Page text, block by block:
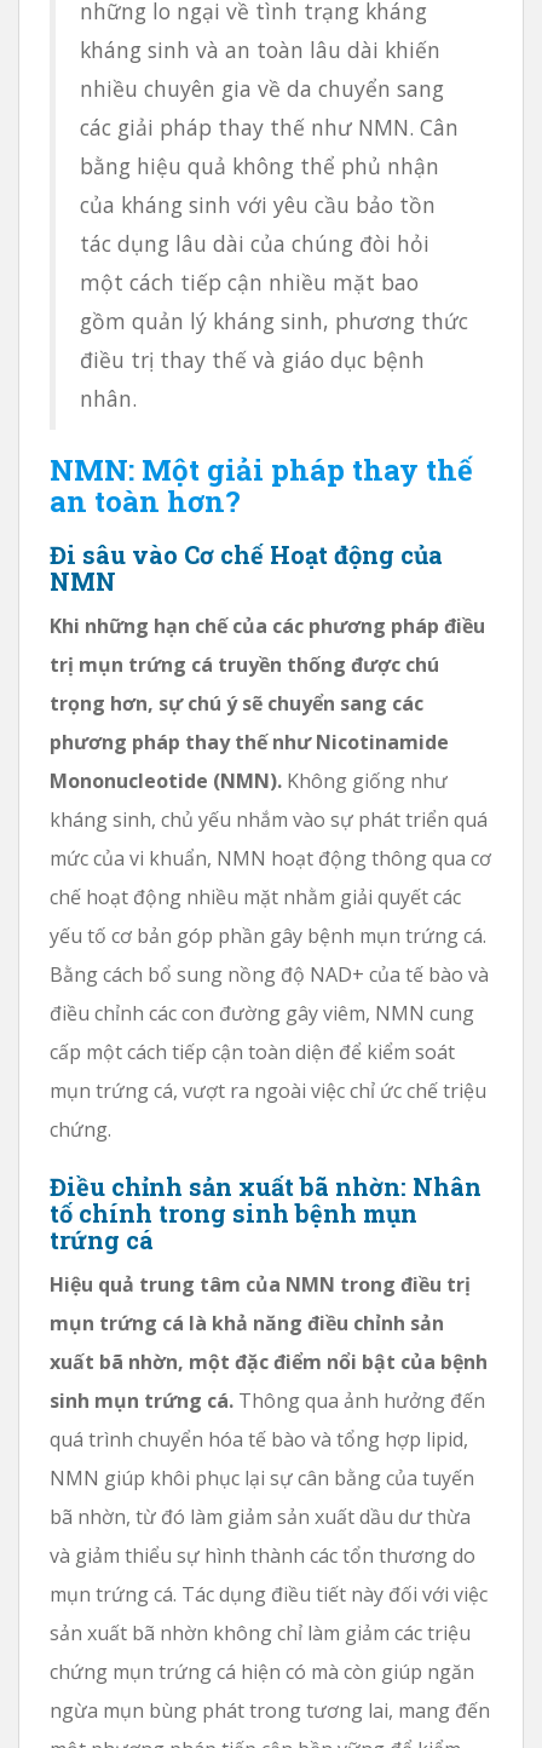
những lo ngại về tình trạng kháng
kháng sinh và an toàn lâu dài khiến
nhiều chuyên gia về da chuyển sang
các giải pháp thay thế như NMN. Cân
bằng hiệu quả không thể phủ nhận
của kháng sinh với yêu cầu bảo tồn
tác dụng lâu dài của chúng đòi hỏi
một cách tiếp cận nhiều mặt bao
gồm quản lý kháng sinh, phương thức
điều trị thay thế và giáo dục bệnh
nhân.
NMN: Một giải pháp thay thế
an toàn hơn?
Đi sâu vào Cơ chế Hoạt động của
NMN
Khi những hạn chế của các phương pháp điều
trị mụn trứng cá truyền thống được chú
trọng hơn, sự chú ý sẽ chuyển sang các
phương pháp thay thế như Nicotinamide
Mononucleotide (NMN). Không giống như
kháng sinh, chủ yếu nhắm vào sự phát triển quá
mức của vi khuẩn, NMN hoạt động thông qua cơ
chế hoạt động nhiều mặt nhằm giải quyết các
yếu tố cơ bản góp phần gây bệnh mụn trứng cá.
Bằng cách bổ sung nồng độ NAD+ của tế bào và
điều chỉnh các con đường gây viêm, NMN cung
cấp một cách tiếp cận toàn diện để kiểm soát
mụn trứng cá, vượt ra ngoài việc chỉ ức chế triệu
chứng.
Điều chỉnh sản xuất bã nhờn: Nhân
tố chính trong sinh bệnh mụn
trứng cá
Hiệu quả trung tâm của NMN trong điều trị
mụn trứng cá là khả năng điều chỉnh sản
xuất bã nhờn, một đặc điểm nổi bật của bệnh
sinh mụn trứng cá. Thông qua ảnh hưởng đến
quá trình chuyển hóa tế bào và tổng hợp lipid,
NMN giúp khôi phục lại sự cân bằng của tuyến
bã nhờn, từ đó làm giảm sản xuất dầu dư thừa
và giảm thiểu sự hình thành các tổn thương do
mụn trứng cá. Tác dụng điều tiết này đối với việc
sản xuất bã nhờn không chỉ làm giảm các triệu
chứng mụn trứng cá hiện có mà còn giúp ngăn
ngừa mụn bùng phát trong tương lai, mang đến